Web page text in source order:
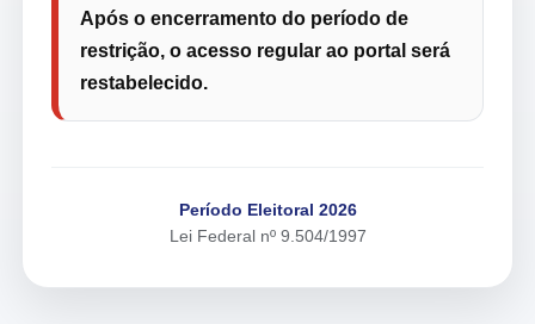
Após o encerramento do período de
restrição, o acesso regular ao portal será
restabelecido.
Período Eleitoral 2026
Lei Federal nº 9.504/1997